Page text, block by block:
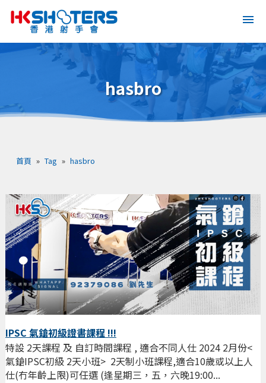
hasbro
首頁 » Tag » hasbro
IPSC 氣鎗初級證書課程 !!!
特設 2天課程 及 自訂時間課程 , 適合不同人仕 2024 2月份<
氣鎗IPSC初級 2天小班> 2天制小班課程,適合10歲或以上人
仕(冇年齡上限)可任選 (逢星期三，五，六晚19:00...